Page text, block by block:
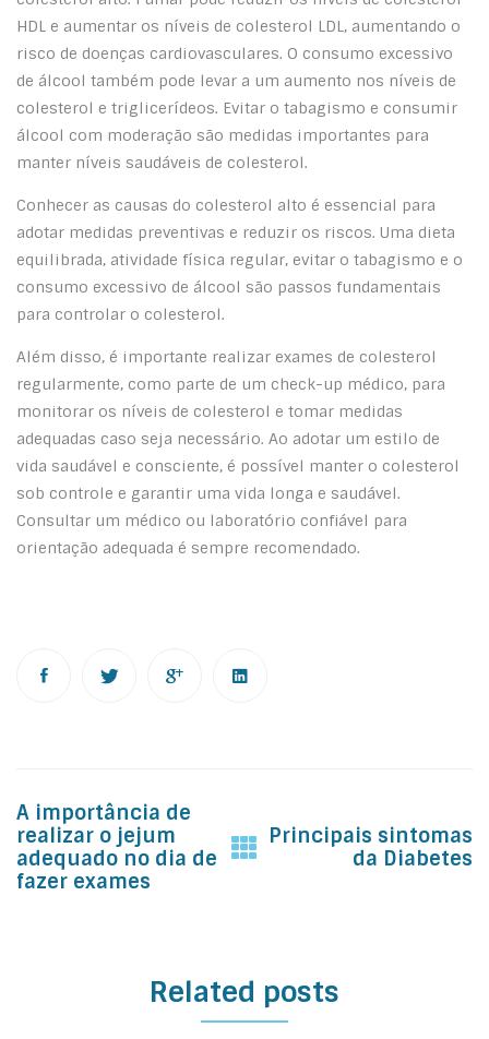
HDL e aumentar os níveis de colesterol LDL, aumentando o
risco de doenças cardiovasculares. O consumo excessivo
de álcool também pode levar a um aumento nos níveis de
colesterol e triglicerídeos. Evitar o tabagismo e consumir
álcool com moderação são medidas importantes para
manter níveis saudáveis de colesterol.
Conhecer as causas do colesterol alto é essencial para
adotar medidas preventivas e reduzir os riscos. Uma dieta
equilibrada, atividade física regular, evitar o tabagismo e o
consumo excessivo de álcool são passos fundamentais
para controlar o colesterol.
Além disso, é importante realizar exames de colesterol
regularmente, como parte de um check-up médico, para
monitorar os níveis de colesterol e tomar medidas
adequadas caso seja necessário. Ao adotar um estilo de
vida saudável e consciente, é possível manter o colesterol
sob controle e garantir uma vida longa e saudável.
Consultar um médico ou laboratório confiável para
orientação adequada é sempre recomendado.
navigation
A importância de
realizar o jejum
adequado no dia de
fazer exames
Principais sintomas
da Diabetes
Related posts